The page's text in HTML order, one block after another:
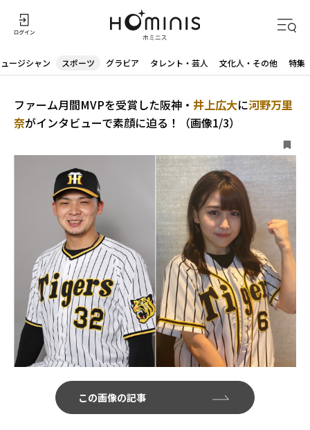
ージシャン スポーツ グラビア タレント・芸人 文化人・その他 特集
ファーム月間MVPを受賞した阪神・ 井上広大に河野万里
奈がインタビューで素顔に迫る！（画像1/3）
この画像の記事